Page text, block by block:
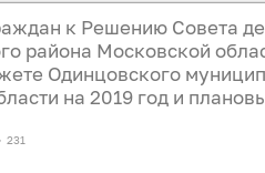
к Решению Совета
района Московской
Одинцовского
на 2019 год и
231